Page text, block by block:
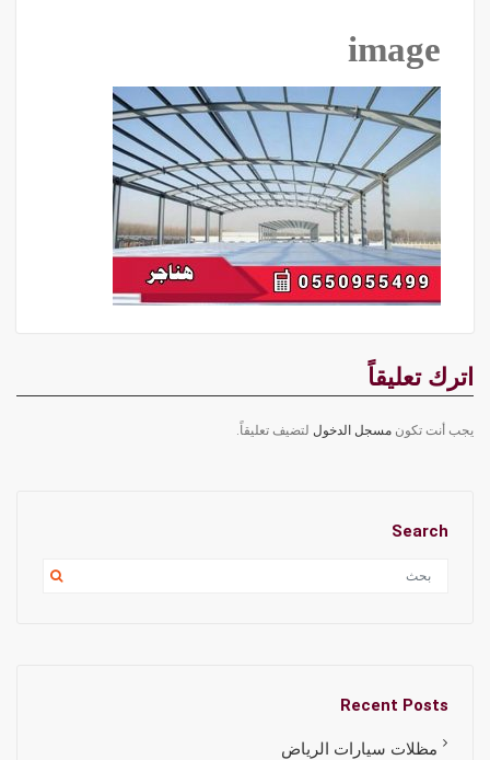
image
اترك تعليقاً
يجب أنت تكون مسجل الدخول لتضيف تعليقاً.
Search
Recent Posts
مظلات سيارات الرياض